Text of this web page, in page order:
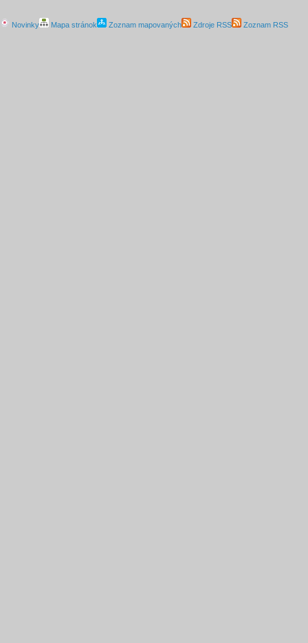
Novinky Mapa stránok Zoznam mapovaných Zdroje RSS Zoznam RSS